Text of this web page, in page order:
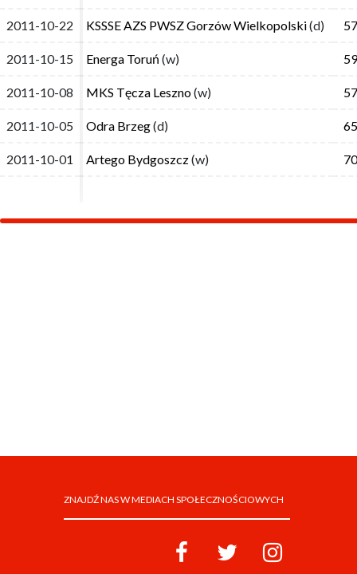
2011-10-22 KSSSE AZS PWSZ Gorzów Wielkopolski(d)
2011-10-15 Energa Toruń (w)
2011-10-08 MKS Tęcza Leszno(w)
2011-10-05 Odra Brzeg(d)
2011-10-01 Artego Bydgoszcz(w)
2011-10-22 KSSSE AZS PWSZ Gorzów Wielkopolski(d)
2011-10-15 Energa Toruń (w)
2011-10-08 MKS Tęcza Leszno(w)
2011-10-05 Odra Brzeg(d)
2011-10-01 Artego Bydgoszcz(w)
ZNAJDŹ NAS W MEDIACH SPOŁECZNOŚCIOWYCH